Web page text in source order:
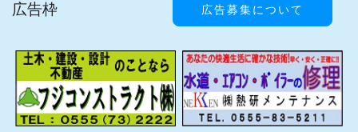
広告枠 広告募集について